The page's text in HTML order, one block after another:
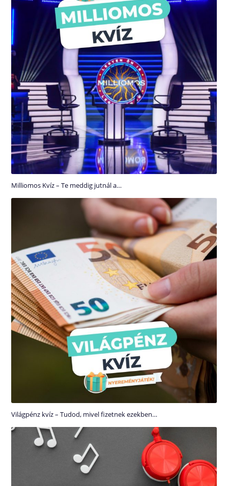
Milliomos Kvíz – Te meddig jutnál a…
Világpénz kvíz – Tudod, mivel fizetnek ezekben…